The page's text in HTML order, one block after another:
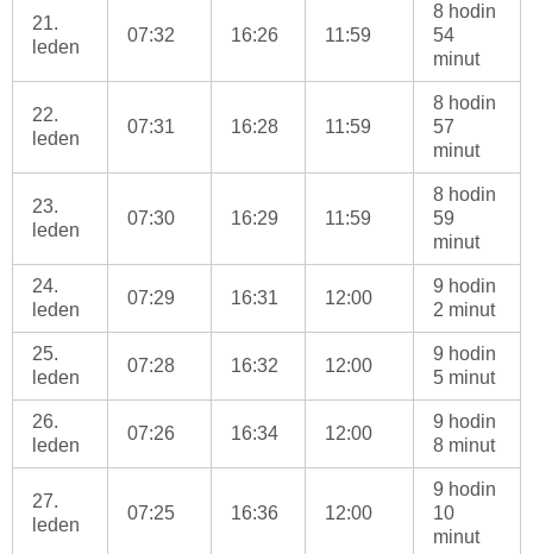
21.
leden
07:32 16:26 11:59
8 hodin
54
minut
22.
leden
07:31 16:28 11:59
8 hodin
57
minut
23.
leden
07:30 16:29 11:59
8 hodin
59
minut
24.
leden
07:29 16:31 12:00
9 hodin
2 minut
25.
leden
07:28 16:32 12:00
9 hodin
5 minut
26.
leden
07:26 16:34 12:00
9 hodin
8 minut
27.
leden
07:25 16:36 12:00
9 hodin
10
minut